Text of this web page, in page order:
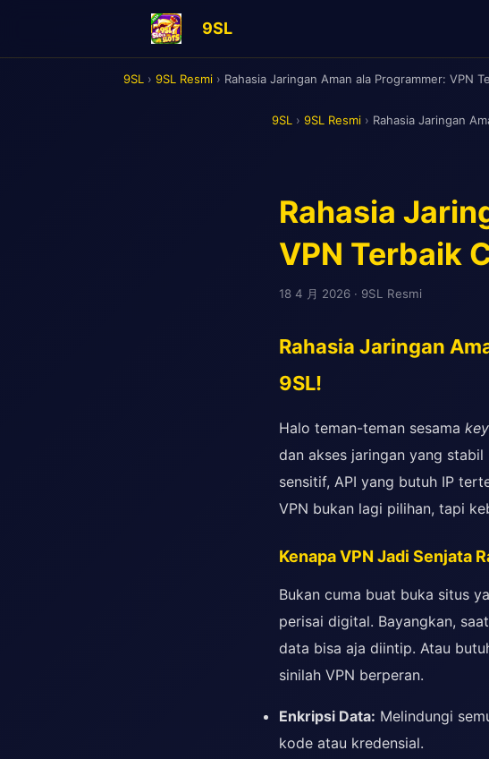
9SL
9SL › 9SL Resmi › Rahasia Jaringan Aman ala Programmer: VPN
9SL › 9SL Resmi › Rahasia Jaringan
Rahasia
VPN Terbaik
18 4 月 2026 · 9SL Resmi
Rahasia Jaringan
9SL!
Halo teman-teman sesama
dan akses jaringan yang
sensitif, API yang butuh IP
VPN bukan lagi pilihan, tapi
Kenapa VPN Jadi Senjata
Bukan cuma buat buka situs
perisai digital. Bayangkan,
data bisa aja diintip. Atau
sinilah VPN berperan.
Enkripsi Data: Melindungi
kode atau kredensial.